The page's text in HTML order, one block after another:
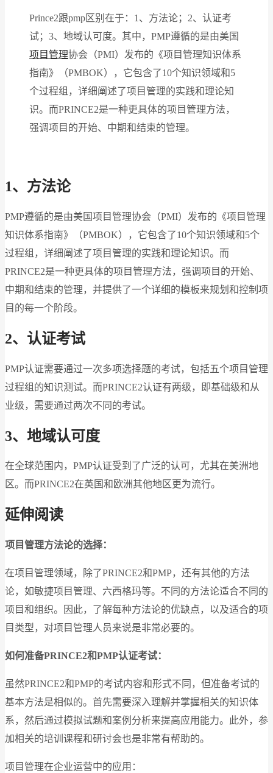
Prince2跟pmp区别在于：1、方法论；2、认证考
试；3、地域认可度。其中，PMP遵循的是由美国
项目管理协会（PMI）发布的《项目管理知识体系
指南》（PMBOK），它包含了10个知识领域和5
个过程组，详细阐述了项目管理的实践和理论知
识。而PRINCE2是一种更具体的项目管理方法，
强调项目的开始、中期和结束的管理。
1、方法论
PMP遵循的是由美国项目管理协会（PMI）发布的《项目管理
知识体系指南》（PMBOK），它包含了10个知识领域和5个
过程组，详细阐述了项目管理的实践和理论知识。而
PRINCE2是一种更具体的项目管理方法，强调项目的开始、
中期和结束的管理，并提供了一个详细的模板来规划和控制项
目的每一个阶段。
2、认证考试
PMP认证需要通过一次多项选择题的考试，包括五个项目管理
过程组的知识测试。而PRINCE2认证有两级，即基础级和从
业级，需要通过两次不同的考试。
3、地域认可度
在全球范围内，PMP认证受到了广泛的认可，尤其在美洲地
区。而PRINCE2在英国和欧洲其他地区更为流行。
延伸阅读
项目管理方法论的选择：
在项目管理领域，除了PRINCE2和PMP，还有其他的方法
论，如敏捷项目管理、六西格玛等。不同的方法论适合不同的
项目和组织。因此，了解每种方法论的优缺点，以及适合的项
目类型，对项目管理人员来说是非常必要的。
如何准备PRINCE2和PMP认证考试：
虽然PRINCE2和PMP的考试内容和形式不同，但准备考试的
基本方法是相似的。首先需要深入理解并掌握相关的知识体
系，然后通过模拟试题和案例分析来提高应用能力。此外，参
加相关的培训课程和研讨会也是非常有帮助的。
项目管理在企业运营中的应用：